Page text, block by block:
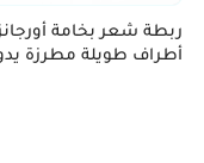
ربطة شعر بخامة
أطراف طويلة مطرزة